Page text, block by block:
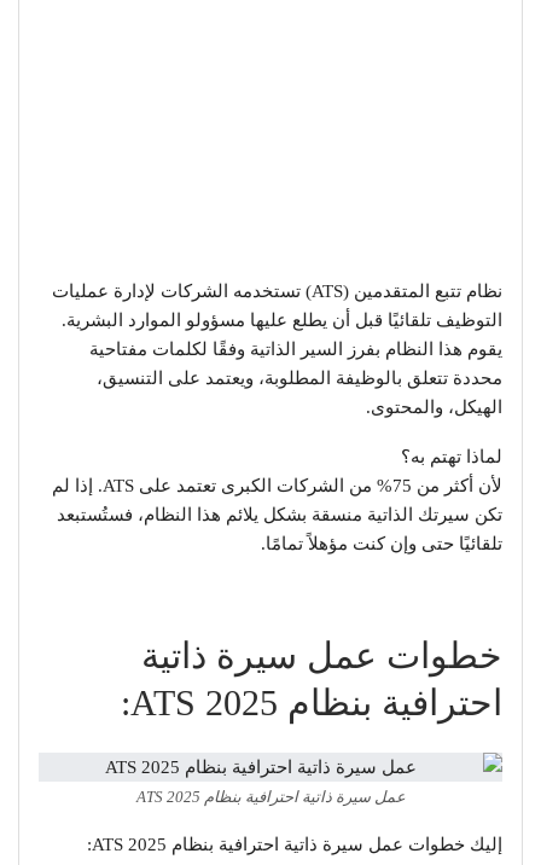
نظام تتبع المتقدمين (ATS) تستخدمه الشركات لإدارة عمليات
التوظيف تلقائيًا قبل أن يطلع عليها مسؤولو الموارد البشرية.
يقوم هذا النظام بفرز السير الذاتية وفقًا لكلمات مفتاحية
محددة تتعلق بالوظيفة المطلوبة، ويعتمد على التنسيق،
الهيكل، والمحتوى.
لماذا تهتم به؟
لأن أكثر من 75% من الشركات الكبرى تعتمد على ATS. إذا لم
تكن سيرتك الذاتية منسقة بشكل يلائم هذا النظام، فستُستبعد
تلقائيًا حتى وإن كنت مؤهلاً تمامًا.
خطوات عمل سيرة ذاتية
احترافية بنظام ATS 2025:
عمل سيرة ذاتية احترافية بنظام ATS 2025
إليك خطوات عمل سيرة ذاتية احترافية بنظام ATS 2025: